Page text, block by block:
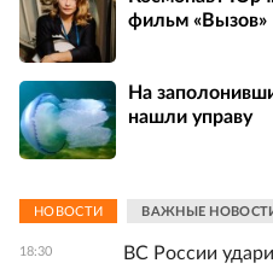
фильм «Вызов»
На
нашли управу
НОВОСТИ ВАЖНЫЕ
18:30
ВС России